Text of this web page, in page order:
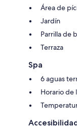
Área de
Jardín
Parrilla de
Terraza
Spa
6 aguas
Horario de